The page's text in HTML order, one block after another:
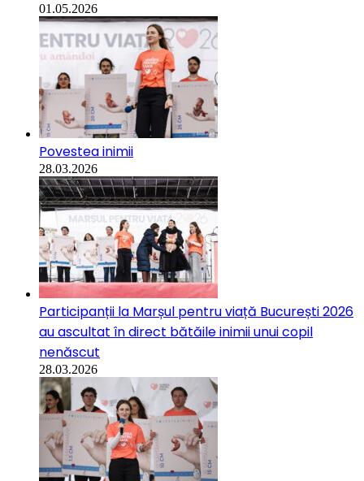
01.05.2026
Povestea inimii
28.03.2026
Participanții la Marșul pentru viață București 2026
au ascultat în direct bătăile inimii unui copil
nenăscut
28.03.2026